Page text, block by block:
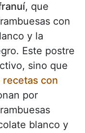
, que
con
y la
Este postre
sino que
recetas con
por
blanco y